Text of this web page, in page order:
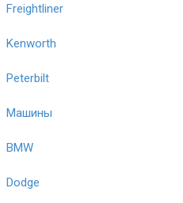
Freightliner
Kenworth
Peterbilt
Машины
BMW
Dodge